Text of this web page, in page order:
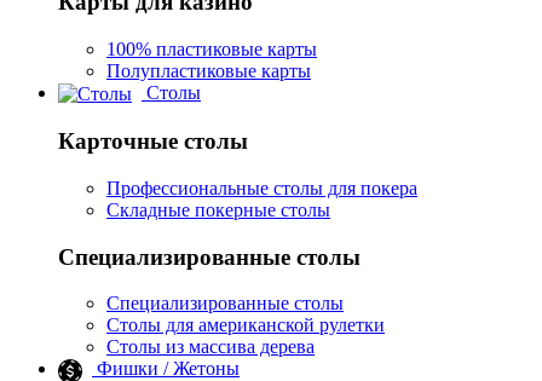
100% пластиковые карты
Полупластиковые карты
Столы
Карточные столы
Профессиональные столы для покера
Складные покерные столы
Специализированные столы
Специализированные столы
Столы для американской рулетки
Столы из массива дерева
Фишки / Жетоны